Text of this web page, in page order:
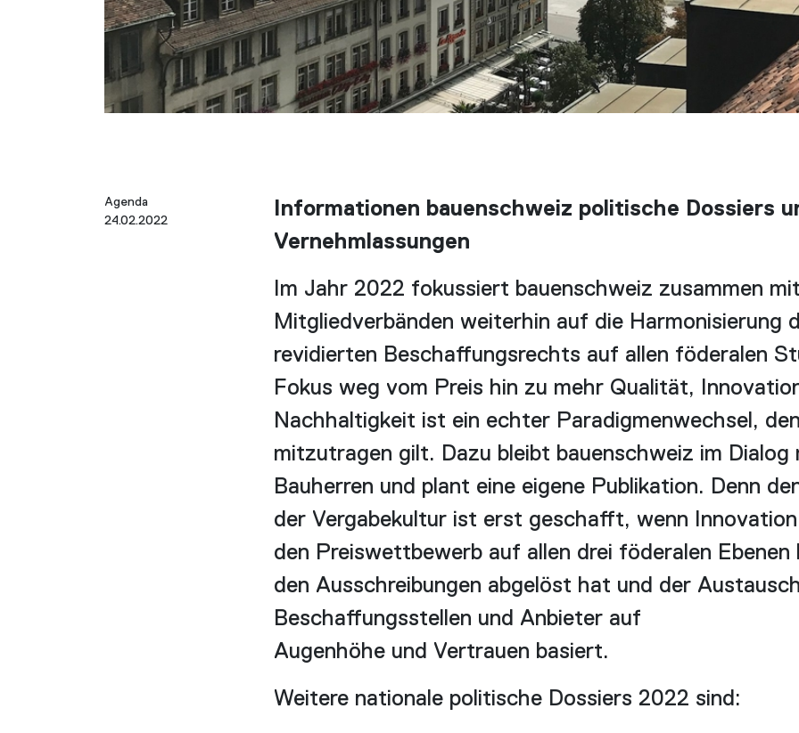
Agenda
24.02.2022
Informationen bauenschweiz politische Dossiers
Vernehmlassungen
Im Jahr 2022 fokussiert bauenschweiz zusammen
Mitgliedverbänden weiterhin auf die Harmonisierung
revidierten Beschaffungsrechts auf allen föderalen
Fokus weg vom Preis hin zu mehr Qualität,
Nachhaltigkeit ist ein echter Paradigmenwechsel,
mitzutragen gilt. Dazu bleibt bauenschweiz im Dialog
Bauherren und plant eine eigene Publikation. Denn
der Vergabekultur ist erst geschafft, wenn
den Preiswettbewerb auf allen drei föderalen Ebenen
den Ausschreibungen abgelöst hat und der
Beschaffungsstellen und Anbieter auf
Augenhöhe und Vertrauen basiert.
Weitere nationale politische Dossiers 2022 sind: